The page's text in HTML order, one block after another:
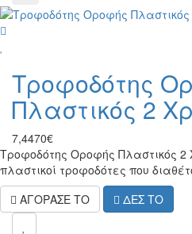
Τροφοδότης
Πλαστικός 2
7,4470€
Τροφοδότης Οροφής Πλαστικός 2
πλαστικοί τροφοδότες που
ΑΓΟΡΑΣΕ ΤΟ
ΔΕΣ ΤΟ